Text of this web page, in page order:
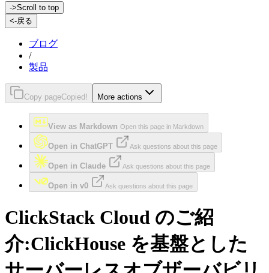
->Scroll to top
<-戻る
ブログ
/
製品
Copy pageCopied! More actions
View as Markdown Open this page in Markdown
Open in ChatGPT Ask questions about this page
Open in Claude Ask questions about this page
Open in v0 Ask questions about this page
ClickStack Cloud のご紹
介:ClickHouse を基盤とした